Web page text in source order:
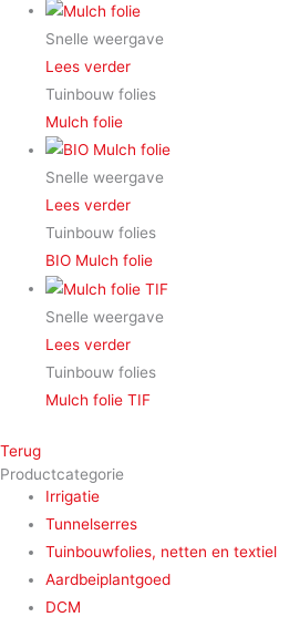
Snelle weergave
Lees verder
Tuinbouw folies
Mulch folie
Snelle weergave
Lees verder
Tuinbouw folies
BIO Mulch folie
Snelle weergave
Lees verder
Tuinbouw folies
Mulch folie TIF
Terug
Productcategorie
Irrigatie
Tunnelserres
Tuinbouwfolies, netten en textiel
Aardbeiplantgoed
DCM